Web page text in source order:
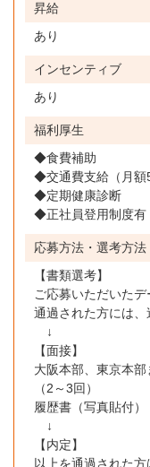
昇給
あり
インセンティブ
あり
福利厚生
◆食費補助
◆交通費支給（月額
◆定期健康診断
◆正社員登用制度有
応募方法・選考方法
【書類選考】
ご応募いただいたデ
通過された方には、
↓
【面接】
大阪本部、東京本部
（2～3回）
履歴書（写真貼付
↓
【内定】
以上を通過された方